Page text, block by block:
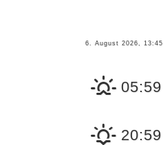
6. August 2026, 13:45
05:59
20:59